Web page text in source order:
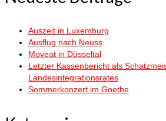
Auszeit in Luxemburg
Ausflug nach Neuss
Moveat in Düsseltal
Letzter Kassenbericht als
Landesintegrationsrates
Sommerkonzert im Goethe